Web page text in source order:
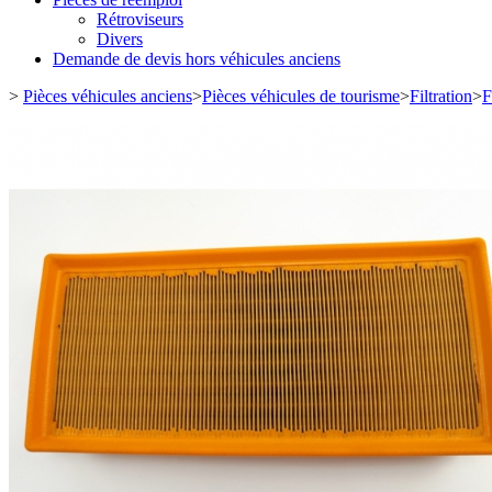
Rétroviseurs
Divers
Demande de devis hors véhicules anciens
> Pièces véhicules anciens>Pièces véhicules de tourisme>Filtration>